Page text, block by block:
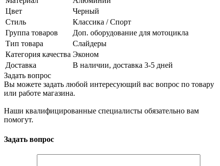
Цвет
Черный
Стиль
Классика / Спорт
Группа товаров
Доп. оборудование для мотоцикла
Тип товара
Слайдеры
Категория качества Эконом
Доставка
В наличии, доставка 3-5 дней
Задать вопрос
Вы можете задать любой интересующий вас вопрос по товару
или работе магазина.
Наши квалифицированные специалисты обязательно вам
помогут.
Задать вопрос